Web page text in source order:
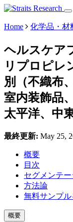
Home 化学品・材
ヘルスケア
リプロピレ
別（不織布
室内装飾品
太平洋、中
最終更新: May 25,
概要
目次
セグメンテ
方法論
無料サンプ
概要